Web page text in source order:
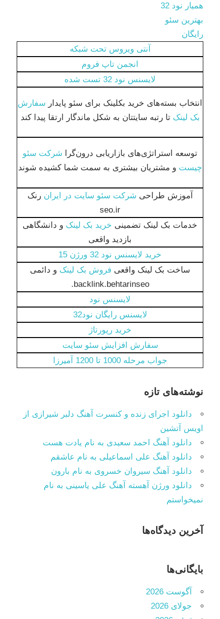
همیار نود 32
بهترین سئو
رایگان
آنتی ویروس تحت شبکه
انجمن تاپ فروم
لایسنس نود 32 تست شده
انتخاب بسته‌های خرید بکلینک برای سئو پایدار سفارش
بک لینک تا رتبه سایتتان به شکل ماندگار ارتقا پیدا کند
توسعه استراتژی‌های بازاریابی درون‌گرا شرکت سئو
چیست و مشتریان بیشتری به سمت شما کشیده شوند
آموزش طراحی شرکت سئو سایت در ایران رنک
seo.ir
خدمات بک لینک تضمینی خرید بک لینک و دانشگاهی
بازدید واقعی
خرید لایسنس نود 32 ورژن 15
ساخت بک لینک واقعی فروش بک لینک و دائمی
backlink.behtarinseo.
لایسنس نود
لایسنس رایگان نود32
خرید رپورتاژ
سفارش افزایش سئو سایت
جواب مرحله 1000 تا 1200 آمیرزا
نوشته‌های تازه
دانلود اجرای زنده و کنسرت آهنگ دلبر شیرازی از
اویس آتشین
دانلود آهنگ احمد سعیدی به نام یادت هست
دانلود آهنگ علی اسماعیلی به نام عاشقم
دانلود آهنگ سیروان خسروی به نام بارون
دانلود ورژن آهسته آهنگ علی یاسینی به نام
نمیخواستم
آخرین دیدگاه‌ها
بایگانی‌ها
آگوست 2026
جولای 2026